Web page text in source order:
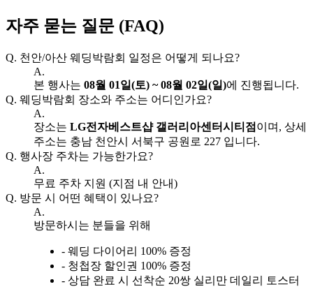
자주 묻는 질문 (FAQ)
Q. 천안/아산 웨딩박람회 일정은 어떻게 되나요?
A.
본 행사는 08월 01일(토) ~ 08월 02일(일)에 진행됩니다.
Q. 웨딩박람회 장소와 주소는 어디인가요?
A.
장소는 LG전자베스트샵 갤러리아센터시티점 이며, 상세
주소는 충남 천안시 서북구 공원로 227 입니다.
Q. 행사장 주차는 가능한가요?
A.
무료 주차 지원 (지점 내 안내)
Q. 방문 시 어떤 혜택이 있나요?
A.
방문하시는 분들을 위해
- 웨딩 다이어리 100% 증정
- 청첩장 할인권 100% 증정
- 상담 완료 시 선착순 20쌍 실리만 데일리 토스터